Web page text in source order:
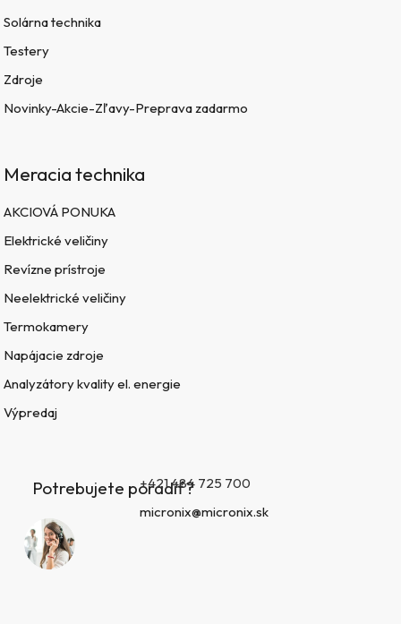
Solárna technika
Testery
Zdroje
Novinky-Akcie-Zľavy-Preprava zadarmo
Meracia technika
AKCIOVÁ PONUKA
Elektrické veličiny
Revízne prístroje
Neelektrické veličiny
Termokamery
Napájacie zdroje
Analyzátory kvality el. energie
Výpredaj
Potrebujete poradiť?+421 484 725 700
micronix@micronix.sk